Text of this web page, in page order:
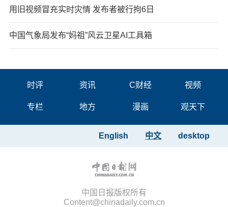
用旧视频冒充实时灾情 发布者被行拘6日
中国气象局发布“妈祖”风云卫星AI工具箱
时评 资讯 C财经 视频
专栏 地方 漫画 观天下
desktop
中文
English
中国日报版权所有
Content@chinadaily.com.cn